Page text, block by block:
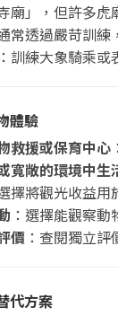
廟」，但許多
常透過嚴苛訓
：訓練大象騎乘
體驗
救援或保育中心
寬敞的環境中生
擇將觀光收益
：選擇能觀察
價 ：查閱獨立
代方案